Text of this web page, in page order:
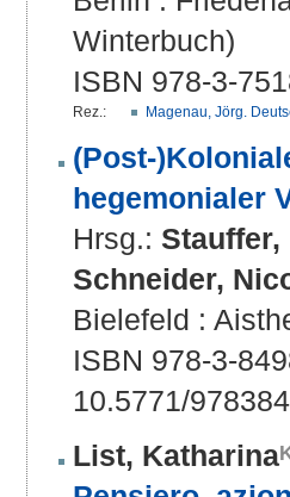
Winterbuch)
ISBN 978-3-
Rez.: Magenau, Jörg.
(Post-
hegemonialer
Hrsg.: Stauffer,
Schneider,
Bielefeld :
ISBN 978-3-
10.5771/
List, Katharina